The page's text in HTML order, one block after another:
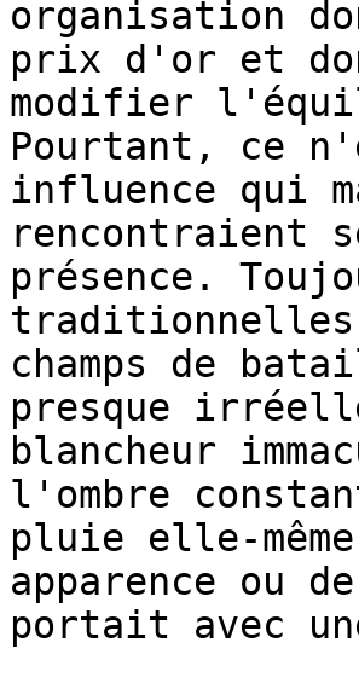
organisation
prix d'or et
modifier
Pourtant, ce
influence qui
rencontraient
présence.
champs de
presque
blancheur
l'ombre
pluie elle-
apparence ou
portait avec